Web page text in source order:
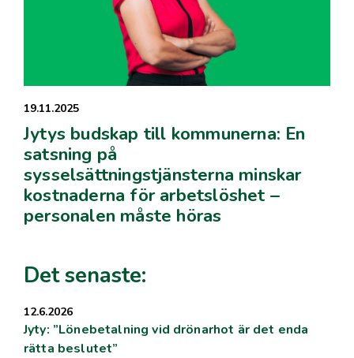
19.11.2025
Jytys budskap till kommunerna: En
satsning på
sysselsättningstjänsterna minskar
kostnaderna för arbetslöshet –
personalen måste höras
Det senaste:
12.6.2026
Jyty: ”Lönebetalning vid drönarhot är det enda
rätta beslutet”